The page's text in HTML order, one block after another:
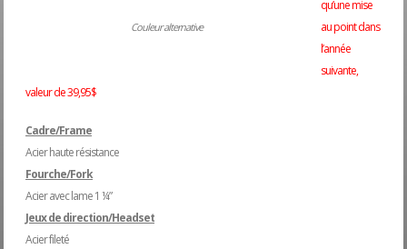
Couleur alternative
qu’une mise
au point dans
l’année
suivante,
valeur de 39,95$
Cadre/Frame
Acier haute résistance
Fourche/Fork
Acier avec lame 1 ¼”
Jeux de direction/Headset
Acier fileté